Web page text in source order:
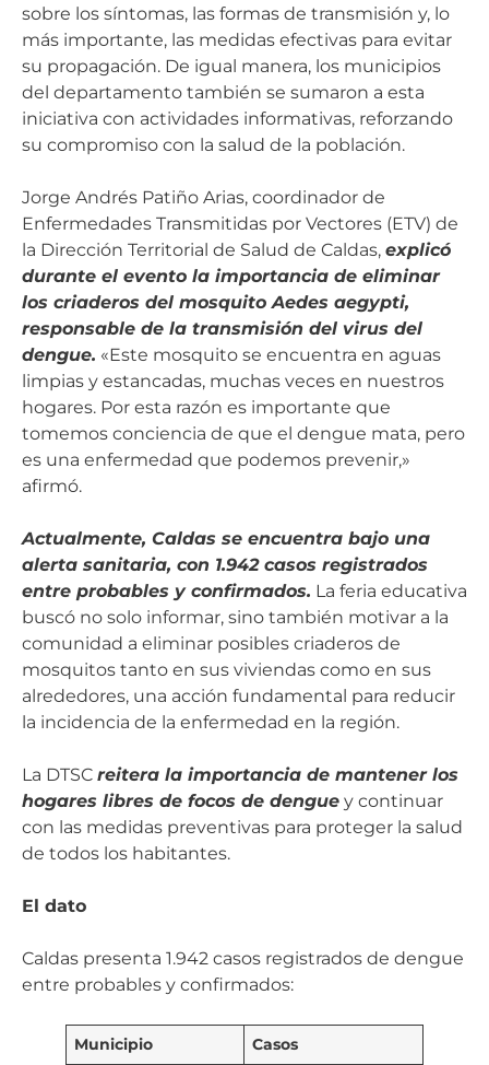
sobre los síntomas, las formas de transmisión y, lo
más importante, las medidas efectivas para evitar
su propagación. De igual manera, los municipios
del departamento también se sumaron a esta
iniciativa con actividades informativas, reforzando
su compromiso con la salud de la población.
Jorge Andrés Patiño Arias, coordinador de
Enfermedades Transmitidas por Vectores (ETV) de
la Dirección Territorial de Salud de Caldas, explicó
durante el evento la importancia de eliminar
los criaderos del mosquito Aedes aegypti,
responsable de la transmisión del virus del
dengue. «Este mosquito se encuentra en aguas
limpias y estancadas, muchas veces en nuestros
hogares. Por esta razón es importante que
tomemos conciencia de que el dengue mata, pero
es una enfermedad que podemos prevenir,»
afirmó.
Actualmente, Caldas se encuentra bajo una
alerta sanitaria, con 1.942 casos registrados
entre probables y confirmados. La feria educativa
buscó no solo informar, sino también motivar a la
comunidad a eliminar posibles criaderos de
mosquitos tanto en sus viviendas como en sus
alrededores, una acción fundamental para reducir
la incidencia de la enfermedad en la región.
La DTSC reitera la importancia de mantener los
hogares libres de focos de dengue y continuar
con las medidas preventivas para proteger la salud
de todos los habitantes.
El dato
Caldas presenta 1.942 casos registrados de dengue
entre probables y confirmados:
Municipio Casos